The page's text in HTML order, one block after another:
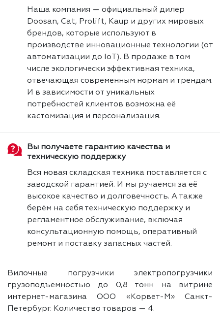
Наша компания — официальный дилер
Doosan, Cat, Prolift, Kaup и других мировых
брендов, которые используют в
производстве инновационные технологии (от
автоматизации до IoT). В продаже в том
числе экологически эффективная техника,
отвечающая современным нормам и трендам.
И в зависимости от уникальных
потребностей клиентов возможна её
кастомизация и персонализация.
Вы получаете гарантию качества и
техническую поддержку
Вся новая складская техника поставляется с
заводской гарантией. И мы ручаемся за её
высокое качество и долговечность. А также
берём на себя техническую поддержку и
регламентное обслуживание, включая
консультационную помощь, оперативный
ремонт и поставку запасных частей.
Вилочные погрузчики электропогрузчики
грузоподъемностью до 0,8 тонн на витрине
интернет-магазина ООО «Корвет-М» Санкт-
Петербург. Количество товаров — 4.